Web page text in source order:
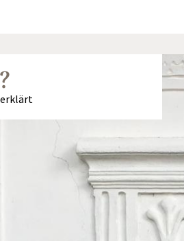
erklärt